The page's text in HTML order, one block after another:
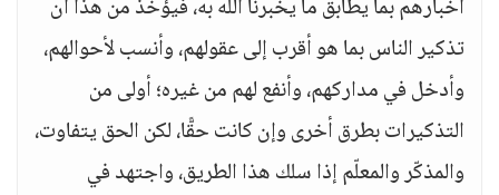
أخبارهم بما يطابق ما يخبرنا الله به، فيؤخذ من هذا أن
تذكير الناس بما هو أقرب إلى عقولهم، وأنسب لأحوالهم،
وأدخل في مداركهم، وأنفع لهم من غيره؛ أولى من
التذكيرات بطرق أخرى وإن كانت حقًّا، لكن الحق يتفاوت،
والمذكّر والمعلّم إذا سلك هذا الطريق، واجتهد في